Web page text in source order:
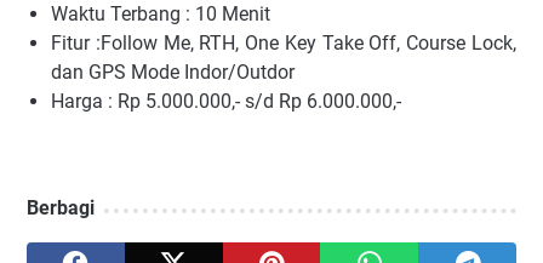
Waktu Terbang : 10 Menit
Fitur :Follow Me, RTH, One Key Take Off, Course Lock,
dan GPS Mode Indor/Outdor
Harga : Rp 5.000.000,- s/d Rp 6.000.000,-
Berbagi